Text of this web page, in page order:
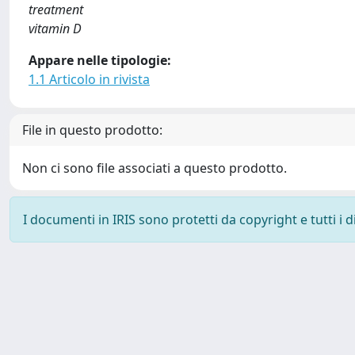
treatment
vitamin D
Appare nelle tipologie:
1.1 Articolo in rivista
File in questo prodotto:
Non ci sono file associati a questo prodotto.
I documenti in IRIS sono protetti da copyright e tutti i